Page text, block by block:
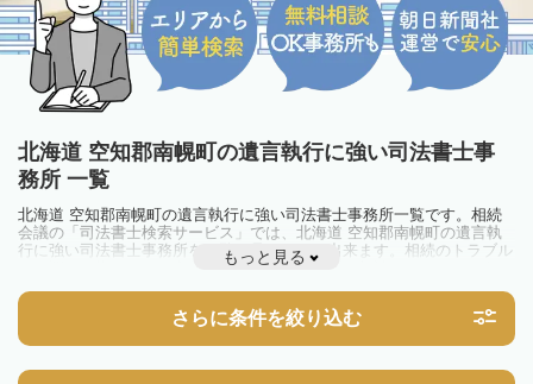
北海道 空知郡南幌町の遺言執行に強い司法書士事
務所 一覧
北海道 空知郡南幌町の遺言執行に強い司法書士事務所一覧です。相続
会議の「司法書士検索サービス」では、北海道 空知郡南幌町の遺言執
行に強い司法書士事務所を一覧で見ることが出来ます。相続のトラブル
やお悩みを抱えている方は一度近隣の司法書士に相談してみましょう。
もっと見る
さらに条件を絞り込む